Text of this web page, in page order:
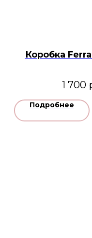
Коробка
1 700
Подробнее